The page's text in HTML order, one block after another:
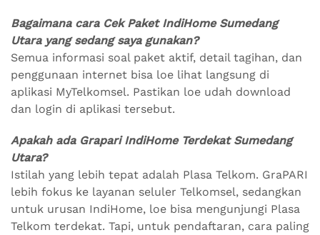
Bagaimana cara Cek Paket IndiHome Sumedang
Utara yang sedang saya gunakan?
Semua informasi soal paket aktif, detail tagihan, dan
penggunaan internet bisa loe lihat langsung di
aplikasi MyTelkomsel. Pastikan loe udah download
dan login di aplikasi tersebut.
Apakah ada Grapari IndiHome Terdekat Sumedang
Utara?
Istilah yang lebih tepat adalah Plasa Telkom. GraPARI
lebih fokus ke layanan seluler Telkomsel, sedangkan
untuk urusan IndiHome, loe bisa mengunjungi Plasa
Telkom terdekat. Tapi, untuk pendaftaran, cara paling